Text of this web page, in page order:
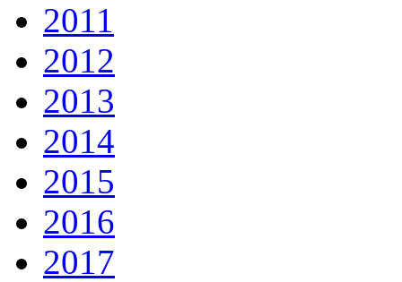
2011
2012
2013
2014
2015
2016
2017